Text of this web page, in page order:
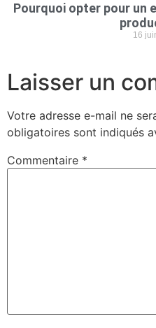
Pourquoi opter pour un
16
Laisser un
Votre adresse e-mail ne
obligatoires sont indiqués
Commentaire *